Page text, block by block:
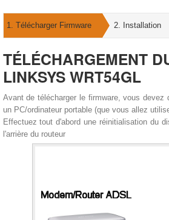
1. Télécharger Firmware 2. Installation
TÉLÉCHARGEMENT
LINKSYS WRT54GL
Avant de télécharger le firmware, vous
un PC/ordinateur portable (que vous allez
Effectuez tout d'abord une réinitialisation du
l'arrière du routeur